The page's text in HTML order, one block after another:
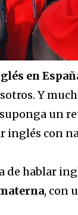
en
Y
un
inglés con
de hablar
, con